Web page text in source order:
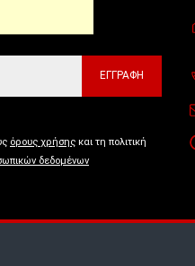
ΕΓΓΡΑΦΉ
όρους χρήσης και τη πολιτική
δεδομένων